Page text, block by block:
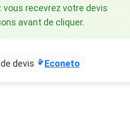
recevrez votre devis
avant de cliquer.
devis Econeto